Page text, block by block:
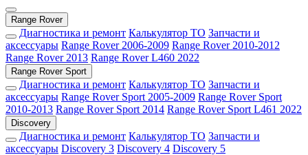
Range Rover
Диагностика и ремонт Калькулятор ТО Запчасти и
аксессуары Range Rover 2006-2009 Range Rover 2010-2012
Range Rover 2013 Range Rover L460 2022
Range Rover Sport
Диагностика и ремонт Калькулятор ТО Запчасти и
аксессуары Range Rover Sport 2005-2009 Range Rover Sport
2010-2013 Range Rover Sport 2014 Range Rover Sport L461 2022
Discovery
Диагностика и ремонт Калькулятор ТО Запчасти и
аксессуары Discovery 3 Discovery 4 Discovery 5